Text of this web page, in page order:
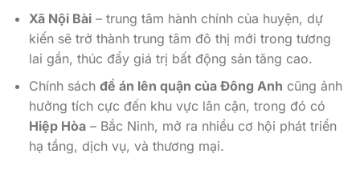
Xã Nội Bài– trung tâm hành chính của huyện, dự
kiến sẽ trở thành trung tâm đô thị mới trong tương
lai gần, thúc đẩy giá trị bất động sản tăng cao.
Chính sách đề án lên quận của Đông Anh cũng ảnh
hưởng tích cực đến khu vực lân cận, trong đó có
Hiệp Hòa– Bắc Ninh, mở ra nhiều cơ hội phát triển
hạ tầng, dịch vụ, và thương mại.